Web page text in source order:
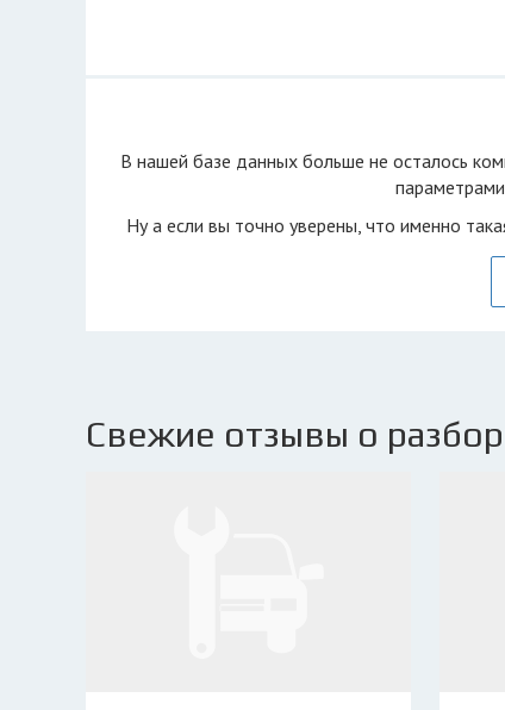
В нашей базе данных больше не осталоcь
Ну а если вы точно уверены, что именно
Свежие отзывы о